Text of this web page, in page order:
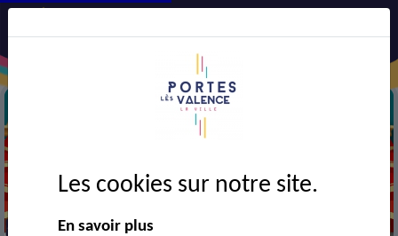
Les cookies sur notre site.
En savoir plus